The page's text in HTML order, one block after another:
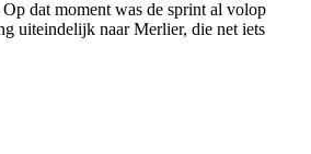
dat moment was de sprint al volop
uiteindelijk naar Merlier, die net iets